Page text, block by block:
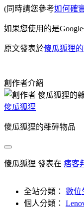
(同時請您參考如何確
如果您使用的是
原文發表於傻瓜狐狸
創作者介紹
傻瓜狐狸
傻瓜狐狸的雜碎物品
傻瓜狐狸 發表在 痞客
全站分類： 數位
個人分類：